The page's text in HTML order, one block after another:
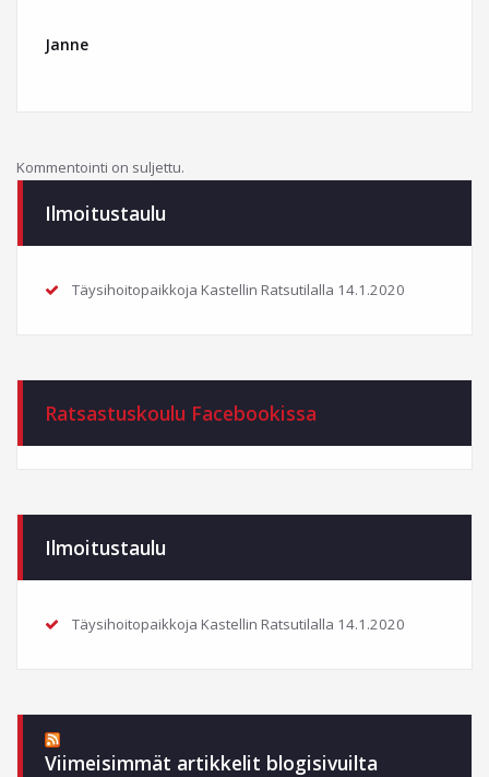
Janne
Kommentointi on suljettu.
Ilmoitustaulu
Täysihoitopaikkoja Kastellin Ratsutilalla 14.1.2020
Ratsastuskoulu Facebookissa
Ilmoitustaulu
Täysihoitopaikkoja Kastellin Ratsutilalla 14.1.2020
Viimeisimmät artikkelit blogisivuilta